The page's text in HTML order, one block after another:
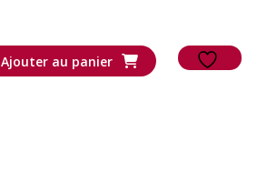
Ajouter au panier